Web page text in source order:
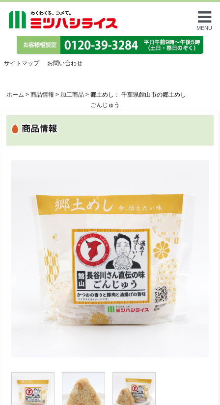
MENU
サイトマップ お問い合わせ
ホーム > 商品情報 > 加工商品 > 郷土めし： 千葉県館山市の郷土めし
ごんじゅう